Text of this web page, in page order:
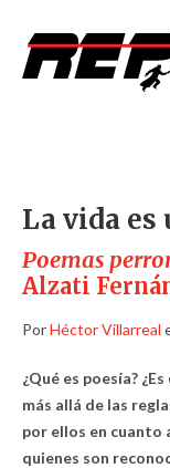
La vida es
Poemas
Alzati
PorHéctor Villarreal
¿Qué es poesía?
más allá de las
por ellos en cuanto
quienes son